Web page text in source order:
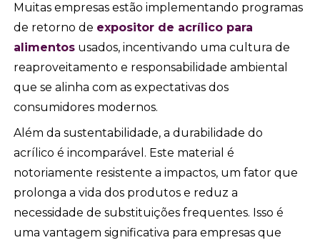
Muitas empresas estão implementando programas
de retorno de expositor de acrílico para
alimentos usados, incentivando uma cultura de
reaproveitamento e responsabilidade ambiental
que se alinha com as expectativas dos
consumidores modernos.
Além da sustentabilidade, a durabilidade do
acrílico é incomparável. Este material é
notoriamente resistente a impactos, um fator que
prolonga a vida dos produtos e reduz a
necessidade de substituições frequentes. Isso é
uma vantagem significativa para empresas que